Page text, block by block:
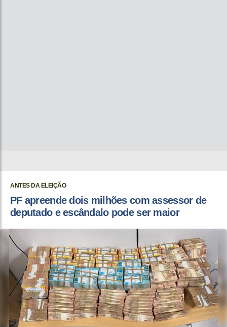
ANTES DA ELEIÇÃO
PF apreende dois milhões com assessor de
deputado e escândalo pode ser maior